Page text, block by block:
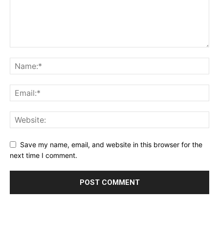
Save my name, email, and website in this browser for the
next time I comment.